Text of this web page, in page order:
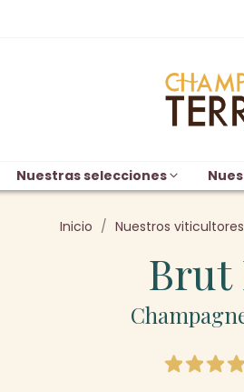
Nuestras selecciones
Inicio Nuestros viticultores
Brut